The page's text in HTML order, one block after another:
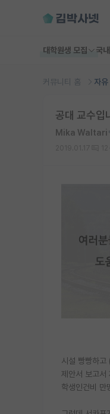
대학원생 모집 국
커뮤니티 홈 자
공대 교수입
Mika Waltari
시설 빵빵하고
제안서 보고서
학생인건비 만